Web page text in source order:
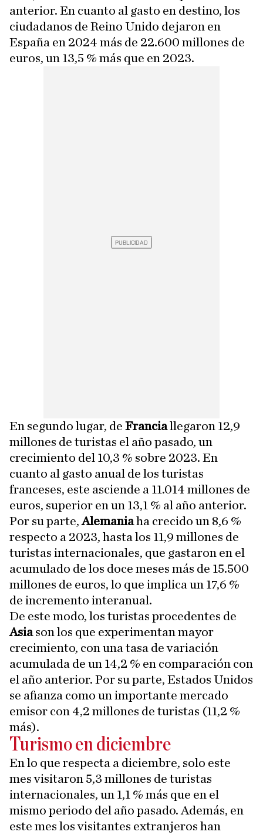
anterior. En cuanto al gasto en destino, los
ciudadanos de Reino Unido dejaron en
España en 2024 más de 22.600 millones de
euros, un 13,5 % más que en 2023.
En segundo lugar, de Franciallegaron 12,9
millones de turistas el año pasado, un
crecimiento del 10,3 % sobre 2023. En
cuanto al gasto anual de los turistas
franceses, este asciende a 11.014 millones de
euros, superior en un 13,1 % al año anterior.
Por su parte,Alemaniaha crecido un 8,6 %
respecto a 2023, hasta los 11,9 millones de
turistas internacionales, que gastaron en el
acumulado de los doce meses más de 15.500
millones de euros, lo que implica un 17,6 %
de incremento interanual.
De este modo, los turistas procedentes de
Asiason los que experimentan mayor
crecimiento, con una tasa de variación
acumulada de un 14,2 % en comparación con
el año anterior. Por su parte, Estados Unidos
se afianza como un importante mercado
emisor con 4,2 millones de turistas (11,2 %
más).
Turismo en diciembre
En lo que respecta a diciembre, solo este
mes visitaron 5,3 millones de turistas
internacionales, un 1,1 % más que en el
mismo periodo del año pasado. Además, en
este mes los visitantes extranjeros han